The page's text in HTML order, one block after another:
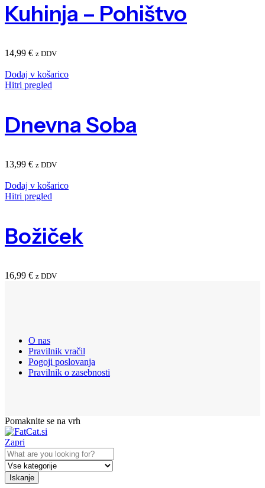
Kuhinja – Pohištvo
14,99 € z DDV
Dodaj v košarico
Hitri pregled
Dnevna Soba
13,99 € z DDV
Dodaj v košarico
Hitri pregled
Božiček
16,99 € z DDV
O nas
Pravilnik vračil
Pogoji poslovanja
Pravilnik o zasebnosti
Pomaknite se na vrh
Zapri
Iskanje